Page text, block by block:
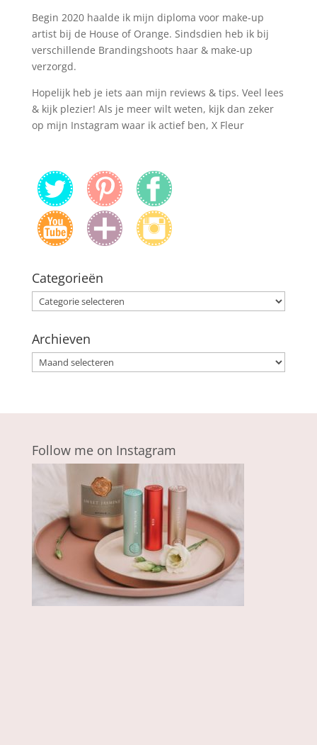
Begin 2020 haalde ik mijn diploma voor make-up
artist bij de House of Orange. Sindsdien heb ik bij
verschillende Brandingshoots haar & make-up
verzorgd.
Hopelijk heb je iets aan mijn reviews & tips. Veel lees
& kijk plezier! Als je meer wilt weten, kijk dan zeker
op mijn Instagram waar ik actief ben, X Fleur
Categorieën
Categorieën
Archieven
Archieven
Follow me on Instagram